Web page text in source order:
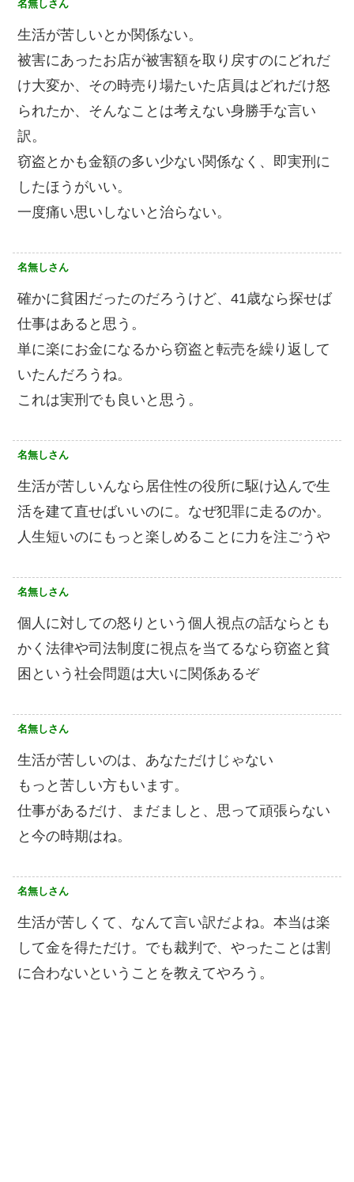
名無しさん
生活が苦しいとか関係ない。
被害にあったお店が被害額を取り戻すのにどれだ
け大変か、その時売り場たいた店員はどれだけ怒
られたか、そんなことは考えない身勝手な言い
訳。
窃盗とかも金額の多い少ない関係なく、即実刑に
したほうがいい。
一度痛い思いしないと治らない。
名無しさん
確かに貧困だったのだろうけど、41歳なら探せば
仕事はあると思う。
単に楽にお金になるから窃盗と転売を繰り返して
いたんだろうね。
これは実刑でも良いと思う。
名無しさん
生活が苦しいんなら居住性の役所に駆け込んで生
活を建て直せばいいのに。なぜ犯罪に走るのか。
人生短いのにもっと楽しめることに力を注ごうや
名無しさん
個人に対しての怒りという個人視点の話ならとも
かく法律や司法制度に視点を当てるなら窃盗と貧
困という社会問題は大いに関係あるぞ
名無しさん
生活が苦しいのは、あなただけじゃない
もっと苦しい方もいます。
仕事があるだけ、まだましと、思って頑張らない
と今の時期はね。
名無しさん
生活が苦しくて、なんて言い訳だよね。本当は楽
して金を得ただけ。でも裁判で、やったことは割
に合わないということを教えてやろう。